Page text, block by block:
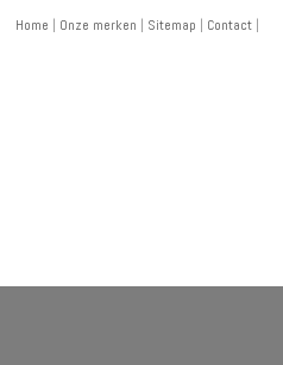
Home | Onze merken | Sitemap | Contact |